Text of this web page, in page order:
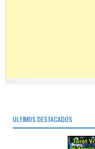
ÚLTIMOS DESTACADOS